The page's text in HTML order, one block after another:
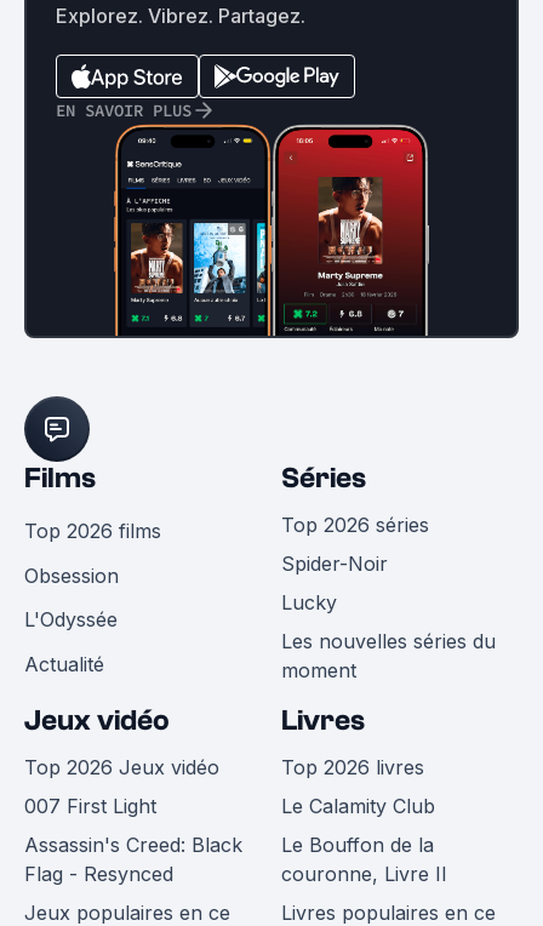
Explorez. Vibrez. Partagez.
EN SAVOIR PLUS
Films
Top 2026 films
Obsession
L'Odyssée
Actualité
Séries
Top 2026 séries
Spider-Noir
Lucky
Les nouvelles séries du
moment
Jeux vidéo
Top 2026 Jeux vidéo
007 First Light
Assassin's Creed: Black
Flag - Resynced
Jeux populaires en ce
Livres
Top 2026 livres
Le Calamity Club
Le Bouffon de la
couronne, Livre II
Livres populaires en ce